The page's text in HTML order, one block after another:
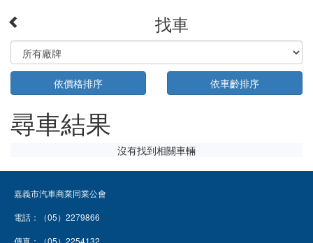
找車
依價格排序 依車齡排序
尋車結果
沒有找到相關車輛
嘉義市汽車商業同業公會
電話：（05）2279866
傳真：（05）2254132